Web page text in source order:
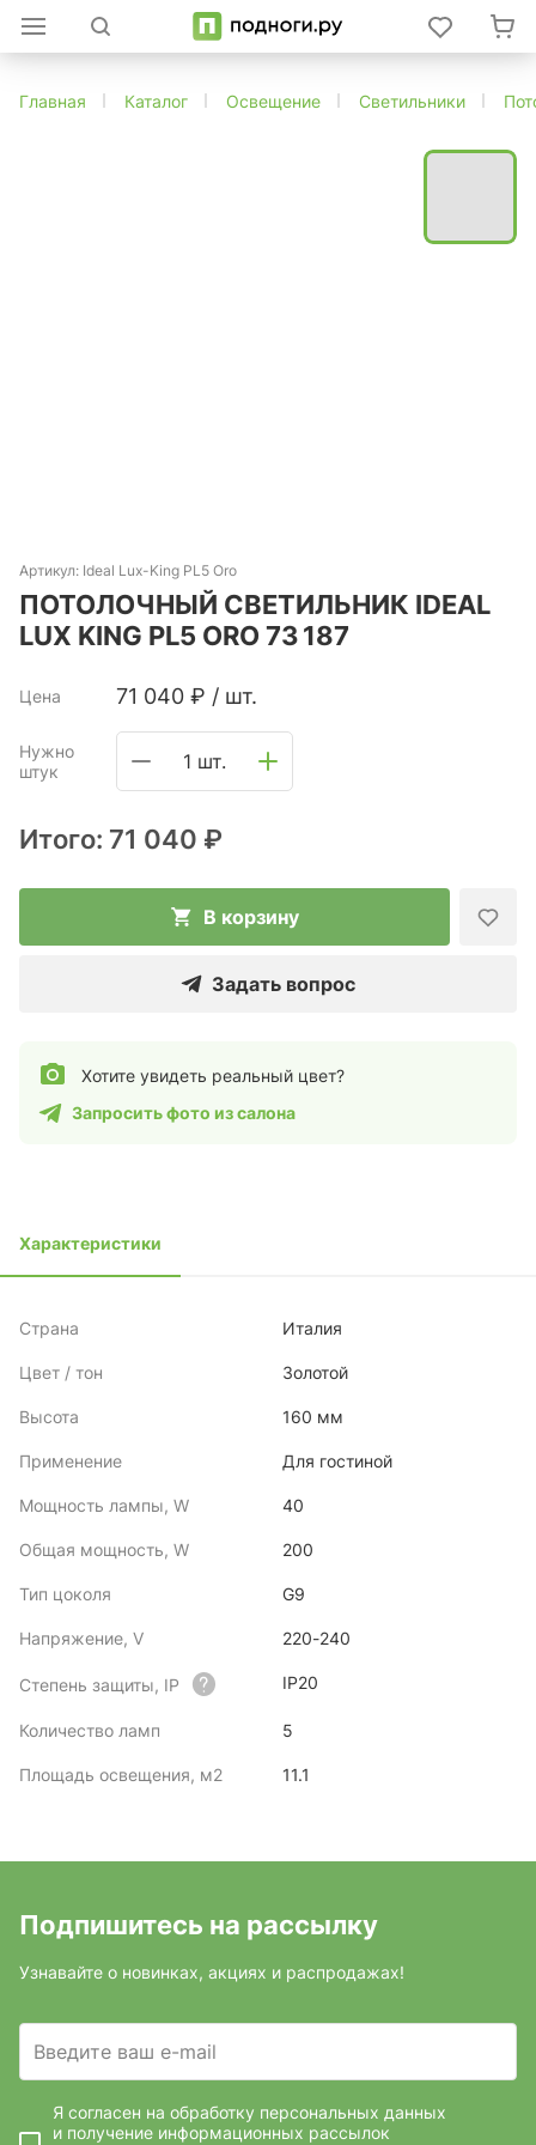
Главная Каталог Освещение Светильники
Артикул: Ideal Lux-King PL5 Oro
ПОТОЛОЧНЫЙ СВЕТИЛЬНИК IDEAL
LUX KING PL5 ORO 73 187
Цена 71 040 ₽ / шт.
Нужно
штук
1 шт.
Итого: 71 040 ₽
В корзину
Задать вопрос
Хотите увидеть реальный цвет?
Запросить фото из салона
Характеристики
Страна Италия
Цвет / тон Золотой
Высота 160 мм
Применение Для гостиной
Мощность лампы, W 40
Общая мощность, W 200
Тип цоколя G9
Напряжение, V 220-240
Степень защиты, IP IP20
Количество ламп 5
Площадь освещения, м2 11.1
Подпишитесь на рассылку
Узнавайте о новинках, акциях и распродажах!
Введите ваш e-mail
Я согласен на обработку персональных данных
и получение информационных рассылок